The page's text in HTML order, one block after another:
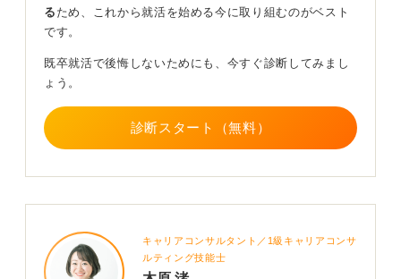
判断基準は、就労可否/配慮事項などの医師所見、時短・
配置転換・残業免除の現実性といった会社の配慮余地、
まず産業医/主治医と就業可能ラインを言語化し、始業・
残業上限や業務範囲など復職条件を人事に具体的に提案
し、難しければ退職を選ぶ、の二段構えで考えておくの
務設計を先に固めてから動くと後悔が減ります。
る ため、これから就活を始める今に取り組むのがベスト
です。
既卒就活で後悔しないためにも、今すぐ診断してみまし
ょう。
診断スタート（無料）
キャリアコンサルタント／1級キャリアコンサ
ルティング技能士